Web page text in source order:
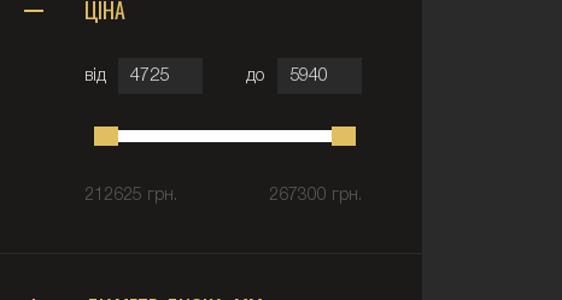
ЦІНА
від до
212625 грн. 267300 грн.